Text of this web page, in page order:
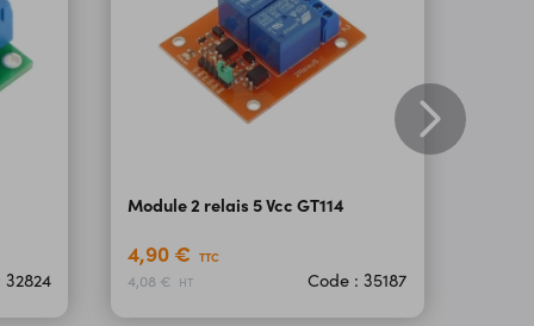
Module 2 relais 5 Vcc GT114
4,90 € TTC
4,08 € HT Code : 35187